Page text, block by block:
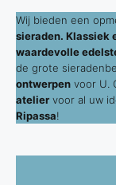
Wij bieden een
sieraden. Klassiek
waardevolle
de grote
ontwerpen voor U.
atelier voor al uw
Ripassa!